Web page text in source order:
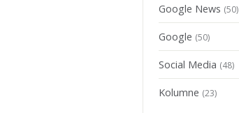
Google News (50)
Google (50)
Social Media (48)
Kolumne (23)